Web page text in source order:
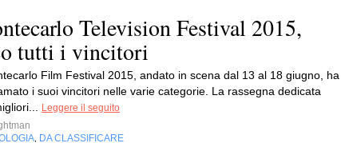
Television Festival 2015,
tutti i vincitori
Film Festival 2015, andato in scena dal 13 al 18 giugno, ha
i suoi vincitori nelle varie categorie. La rassegna dedicata
Leggere il seguito
DA CLASSIFICARE